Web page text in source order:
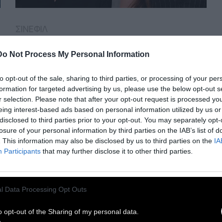
Not Process My Personal Information
opt-out of the sale, sharing to third parties, or processing of your
for targeted advertising by us, please use the below opt-out
selection. Please note that after your opt-out request is processed
interest-based ads based on personal information utilized by us
to third parties prior to your opt-out. You may separately
of your personal information by third parties on the IAB’s list of
This information may also be disclosed by us to third parties on the
Participants that may further disclose it to other third parties.
Data Processing Opt Outs
opt-out of the Sharing of my personal data.
Οι Ταινίες της
Εβδομάδας
Κύριος Κανένας Εναντίον Πούτιν. Ο Διάβολος
Φοράει Πράντα 2. Ομαχα. Ο Αρχηγός. Dolly.
Τρίχες Κατσαρές. Από τον Χ. Λακταρίδη